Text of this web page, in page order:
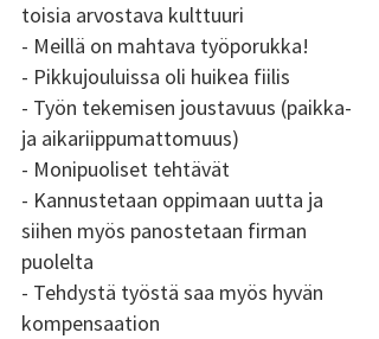
toisia arvostava kulttuuri
- Meillä on mahtava työporukka!
- Pikkujouluissa oli huikea fiilis
- Työn tekemisen joustavuus (paikka-
ja aikariippumattomuus)
- Monipuoliset tehtävät
- Kannustetaan oppimaan uutta ja
siihen myös panostetaan firman
puolelta
- Tehdystä työstä saa myös hyvän
kompensaation